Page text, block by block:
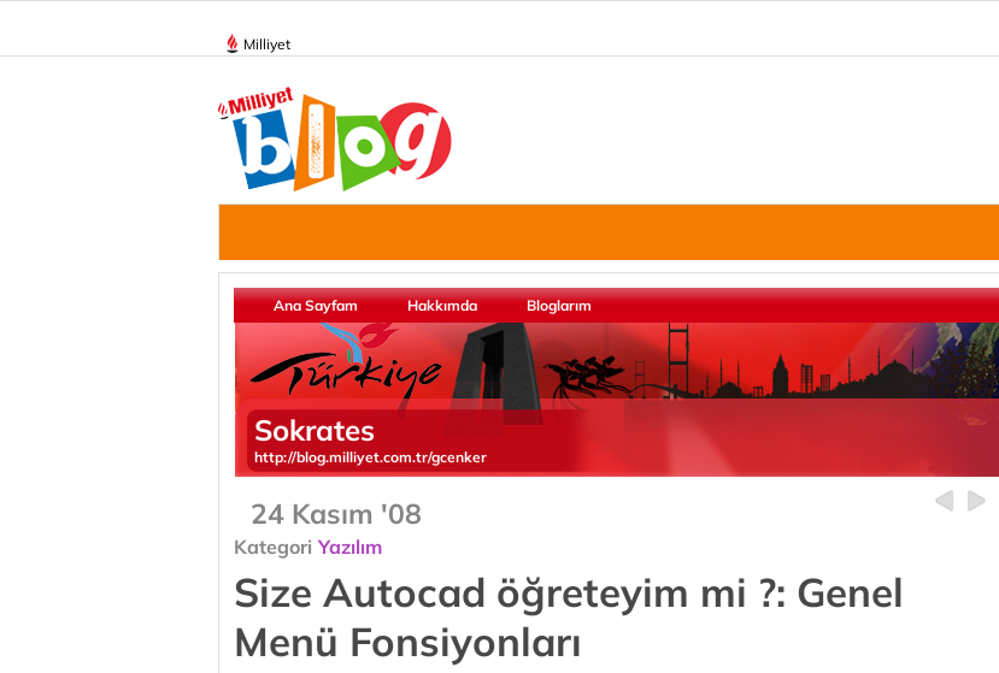
Milliyet
Ana Sayfam Hakkımda Bloglarım
Sokrates
http://blog.milliyet.com.tr/gcenker
24 Kasım '08
Kategori Yazılım
Size Autocad öğreteyim mi ?: Genel
Menü Fonsiyonları